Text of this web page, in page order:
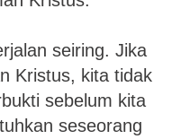
seiring. Jika
Kristus, kita tidak
sebelum kita
seseorang